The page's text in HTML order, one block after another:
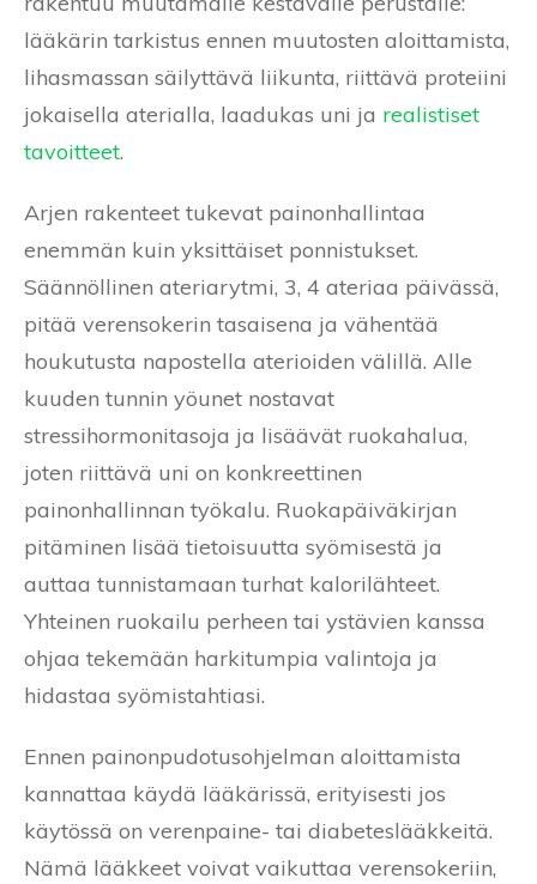
lääkärin tarkistus ennen muutosten aloittamista,
lihasmassan säilyttävä liikunta, riittävä proteiini
jokaisella aterialla, laadukas uni ja realistiset
tavoitteet.
Arjen rakenteet tukevat painonhallintaa
enemmän kuin yksittäiset ponnistukset.
Säännöllinen ateriarytmi, 3, 4 ateriaa päivässä,
pitää verensokerin tasaisena ja vähentää
houkutusta napostella aterioiden välillä. Alle
kuuden tunnin yöunet nostavat
stressihormonitasoja ja lisäävät ruokahalua,
joten riittävä uni on konkreettinen
painonhallinnan työkalu. Ruokapäiväkirjan
pitäminen lisää tietoisuutta syömisestä ja
auttaa tunnistamaan turhat kalorilähteet.
Yhteinen ruokailu perheen tai ystävien kanssa
ohjaa tekemään harkitumpia valintoja ja
hidastaa syömistahtiasi.
Ennen painonpudotusohjelman aloittamista
kannattaa käydä lääkärissä, erityisesti jos
käytössä on verenpaine- tai diabeteslääkkeitä.
Nämä lääkkeet voivat vaikuttaa verensokeriin,